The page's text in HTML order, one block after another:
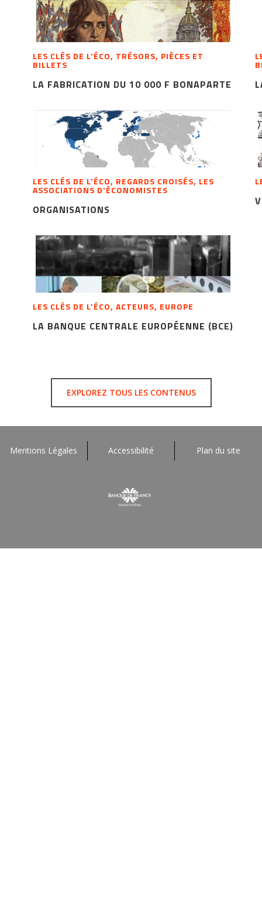
LES CLÉS DE L’ÉCO, TRÉSORS, PIÈCES ET
BILLETS
LA FABRICATION DU 10 000 F BONAPARTE
LES CLÉS DE L’ÉCO, REGARDS CROISÉS, LES
ASSOCIATIONS D'ÉCONOMISTES
ORGANISATIONS
LES CLÉS DE L’ÉCO, ACTEURS, EUROPE
LA BANQUE CENTRALE EUROPÉENNE (BCE)
EXPLOREZ TOUS LES CONTENUS
Mentions Légales Accessibilité Plan du site